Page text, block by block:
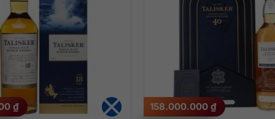
₫ 158.000.000 ₫